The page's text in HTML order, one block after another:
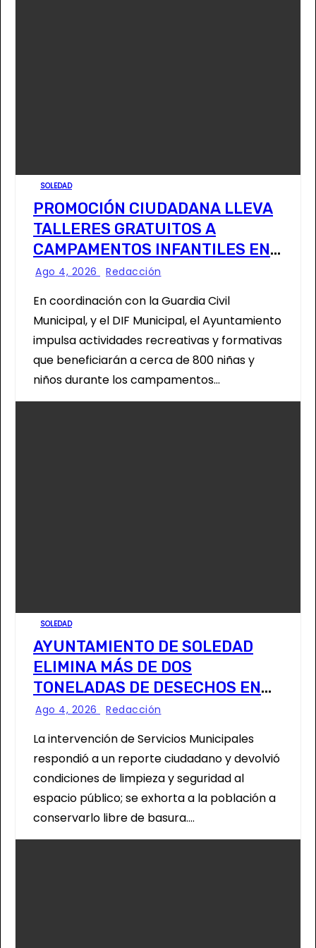
SOLEDAD
PROMOCIÓN CIUDADANA LLEVA
TALLERES GRATUITOS A
CAMPAMENTOS INFANTILES EN
SOLEDAD
Ago 4, 2026 Redacción
En coordinación con la Guardia Civil
Municipal, y el DIF Municipal, el Ayuntamiento
impulsa actividades recreativas y formativas
que beneficiarán a cerca de 800 niñas y
niños durante los campamentos…
SOLEDAD
AYUNTAMIENTO DE SOLEDAD
ELIMINA MÁS DE DOS
TONELADAS DE DESECHOS EN
ÁREA VERDE DE COL. HOGARES
Ago 4, 2026 Redacción
La intervención de Servicios Municipales
respondió a un reporte ciudadano y devolvió
condiciones de limpieza y seguridad al
espacio público; se exhorta a la población a
conservarlo libre de basura.…